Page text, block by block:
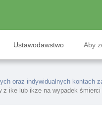
Ustawodawstwo Aby
oraz indywidualnych kontach
z ike lub ikze na wypadek śmierci